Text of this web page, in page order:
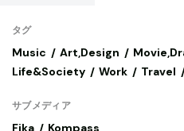
タグ
Music Art,Design
Life&Society
Work Travel
サブメディア
Fika Kompass